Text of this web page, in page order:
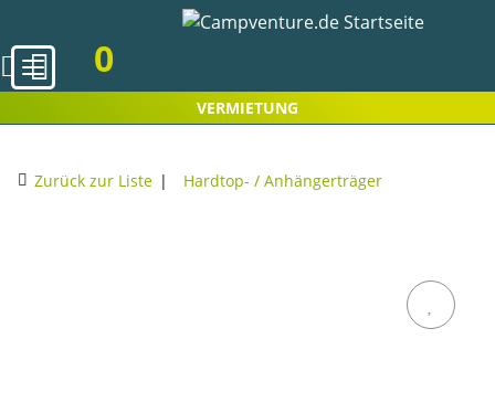
0
VERMIETUNG
Zurück zur Liste Hardtop- / Anhängerträger